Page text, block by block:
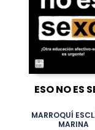
ESO NO ES
MARROQUÍ
MARINA